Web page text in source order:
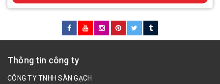
Thông tin công ty
CÔNG TY TNHH SÀN GẠCH